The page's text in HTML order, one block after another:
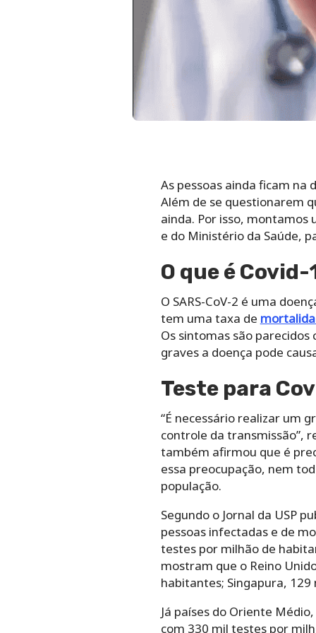
As pessoas ainda ficam na
Além de se questionarem
ainda. Por isso, montamos
e do Ministério da Saúde,
O que é Covid-
O SARS-CoV-2 é uma
tem uma taxa de
Os sintomas são
graves a doença pode
Teste para
“É necessário realizar um
controle da transmissão”,
também afirmou que é
essa preocupação, nem
população.
Segundo o Jornal da USP
pessoas infectadas e de
testes por milhão de
mostram que o Reino
habitantes; Singapura,
Já países do Oriente
com 330 mil testes por